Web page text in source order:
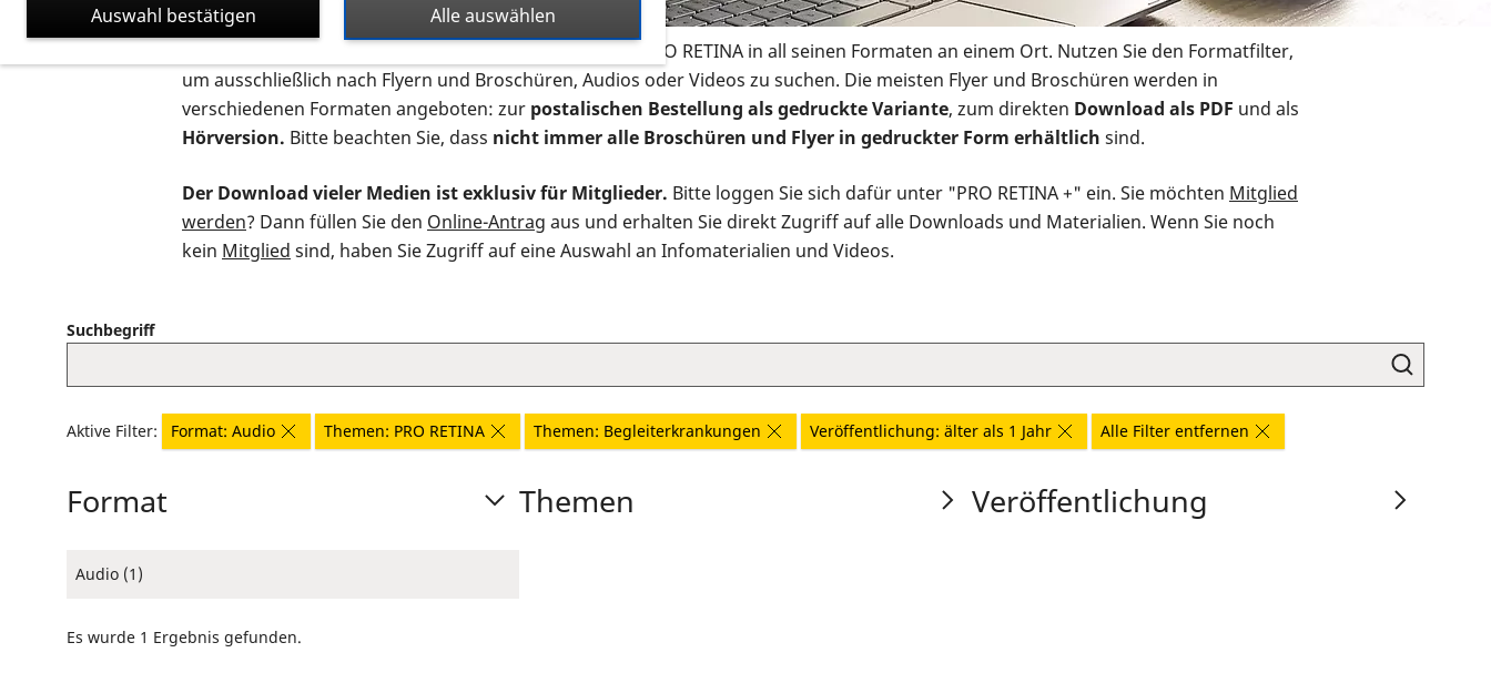
Auf dieser Seite finden Sie sämtliches Infomaterial der PRO RETINA in all seinen Formaten an einem Ort. Nutzen Sie den Formatfilter,
um ausschließlich nach Flyern und Broschüren, Audios oder Videos zu suchen. Die meisten Flyer und Broschüren werden in
verschiedenen Formaten angeboten: zur postalischen Bestellung als gedruckte Variante, zum direkten Download als PDF und als
Hörversion. Bitte beachten Sie, dass nicht immer alle Broschüren und Flyer in gedruckter Form erhältlich sind.
Der Download vieler Medien ist exklusiv für Mitglieder. Bitte loggen Sie sich dafür unter "PRO RETINA +" ein. Sie möchten Mitglied
werden? Dann füllen Sie den Online-Antrag aus und erhalten Sie direkt Zugriff auf alle Downloads und Materialien. Wenn Sie noch
kein Mitglied sind, haben Sie Zugriff auf eine Auswahl an Infomaterialien und Videos.
Suchbegriff
Aktive Filter: Format: Audio Themen: PRO RETINA Themen: Begleiterkrankungen Veröffentlichung: älter als 1 Jahr Alle Filter entfernen
Format
Audio (1)
Themen Veröffentlichung
Es wurde 1 Ergebnis gefunden.
Alle auswählen
Auswahl bestätigen